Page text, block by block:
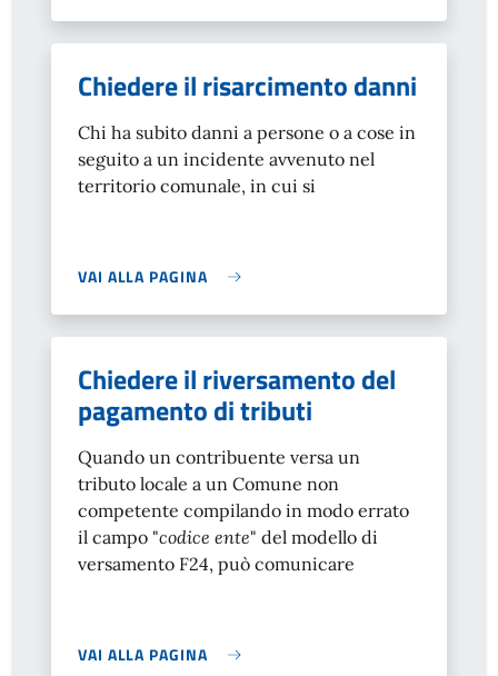
Chiedere il risarcimento danni
Chi ha subito danni a persone o a cose in
seguito a un incidente avvenuto nel
territorio comunale, in cui si
VAI ALLA PAGINA
Chiedere il riversamento del
pagamento di tributi
Quando un contribuente versa un
tributo locale a un Comune non
competente compilando in modo errato
il campo "codice ente" del modello di
versamento F24, può comunicare
VAI ALLA PAGINA